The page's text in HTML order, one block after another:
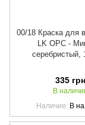
00/18 Краска для
LK OPC -
серебристый,
335 грн
В
Наличие
В